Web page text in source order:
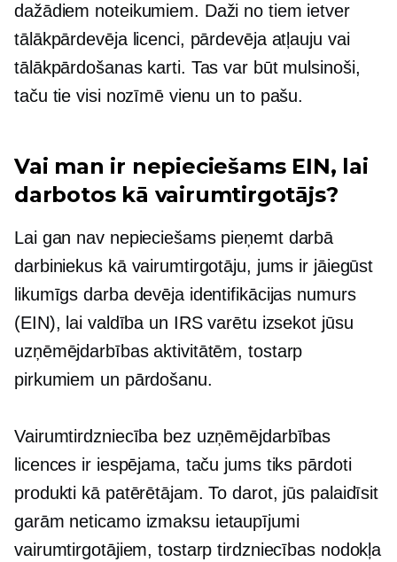
dažādiem noteikumiem. Daži no tiem ietver
tālākpārdevēja licenci, pārdevēja atļauju vai
tālākpārdošanas karti. Tas var būt mulsinoši,
taču tie visi nozīmē vienu un to pašu.
Vai man ir nepieciešams EIN, lai
darbotos kā vairumtirgotājs?
Lai gan nav nepieciešams pieņemt darbā
darbiniekus kā vairumtirgotāju, jums ir jāiegūst
likumīgs darba devēja identifikācijas numurs
(EIN), lai valdība un IRS varētu izsekot jūsu
uzņēmējdarbības aktivitātēm, tostarp
pirkumiem un pārdošanu.
Vairumtirdzniecība bez uzņēmējdarbības
licences ir iespējama, taču jums tiks pārdoti
produkti kā patērētājam. To darot, jūs palaidīsit
garām neticamo izmaksu ietaupījumi
vairumtirgotājiem, tostarp tirdzniecības nodokļa